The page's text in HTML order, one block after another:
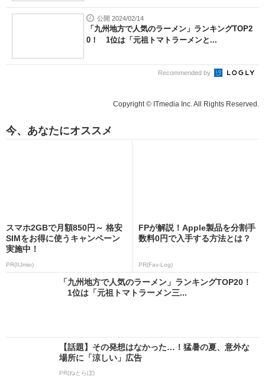
公開 2024/02/14
「九州地方で人気のラーメン」ランキングTOP2
0！ 1位は「元祖トマトラーメンと...
Recommended by
Copyright © ITmedia Inc. All Rights Reserved.
今、あなたにオススメ
スマホ2GBで月額850円～ 格安
SIMをお得に使うキャンペーン
実施中！
PR(IIJmio)
FPが解説！Apple製品を分割手
数料0円で入手する方法とは？
PR(Fav-Log)
「九州地方で人気のラーメン」ランキングTOP20！
1位は「元祖トマトラーメン三...
【話題】その発想はなかった…！猛暑の夏、意外な
場所に「涼しい」広告
PR(ねとらぼ)